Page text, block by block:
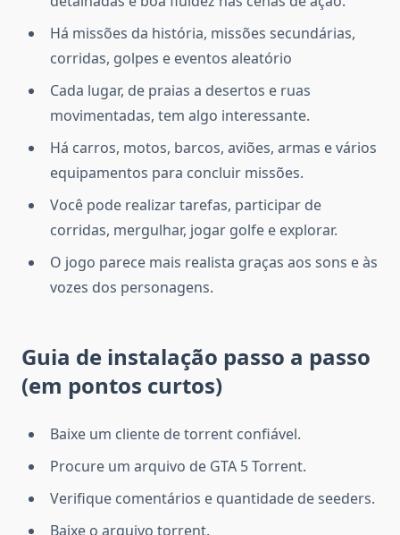
Há missões da história, missões secundárias,
corridas, golpes e eventos aleatório
Cada lugar, de praias a desertos e ruas
movimentadas, tem algo interessante.
Há carros, motos, barcos, aviões, armas e vários
equipamentos para concluir missões.
Você pode realizar tarefas, participar de
corridas, mergulhar, jogar golfe e explorar.
O jogo parece mais realista graças aos sons e às
vozes dos personagens.
Guia de instalação passo a passo
(em pontos curtos)
Baixe um cliente de torrent confiável.
Procure um arquivo de GTA 5 Torrent.
Verifique comentários e quantidade de seeders.
Baixe o arquivo torrent.